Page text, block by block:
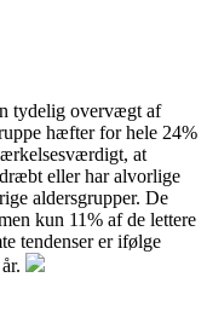
tydelig overvægt af
hæfter for hele 24%
at
eller har alvorlige
aldersgrupper. De
kun 11% af de lettere
tendenser er ifølge